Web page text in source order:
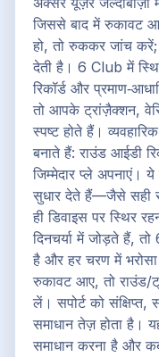
जिससे बाद में रुकावट
हो, तो रुककर जांच
देती है। 6 Club में
रिकॉर्ड और
तो आपके ट्रांज़ैक्शन,
स्पष्ट होते हैं।
बनाते हैं: राउंड आईडी
जिम्मेदार प्ले अपनाएं।
सुधार देते हैं—जैसे सही
ही डिवाइस पर स्थिर
दिनचर्या में जोड़ते हैं,
है और हर चरण में
रुकावट आए, तो राउंड/
लें। सपोर्ट को
समाधान तेज़ होता है।
समाधान करना है और